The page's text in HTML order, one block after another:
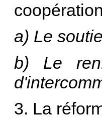
a) Le
b) Le
3. La